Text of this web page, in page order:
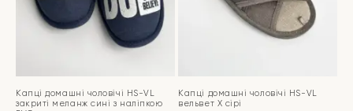
Капці домашні чоловічі HS-VL
закриті меланж сині з наліпкою
Капці домашні чоловічі HS-VL
вельвет Х сірі